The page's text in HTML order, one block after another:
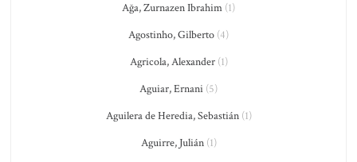
Ağa, Zurnazen Ibrahim (1)
Agostinho, Gilberto (4)
Agricola, Alexander(1)
Aguiar, Ernani (5)
Aguilera de Heredia, Sebastián(1)
Aguirre, Julián(1)